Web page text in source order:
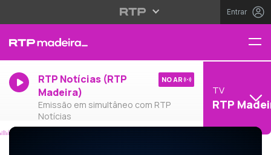
Entrar
RTP Notícias (RTP
Madeira)
Emissão em simultâneo com RTP
Notícias
NO AR
TV
RTP